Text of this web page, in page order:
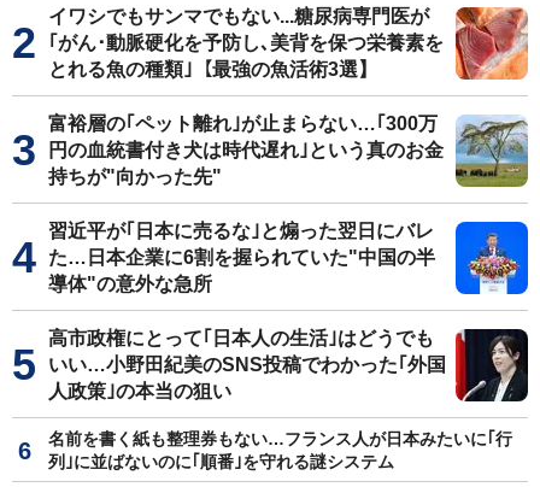
イワシでもサンマでもない...糖尿病専門医が
｢がん･動脈硬化を予防し､美背を保つ栄養素を
とれる魚の種類｣【最強の魚活術3選】
富裕層の｢ペット離れ｣が止まらない…｢300万
円の血統書付き犬は時代遅れ｣という真のお金
持ちが"向かった先"
習近平が｢日本に売るな｣と煽った翌日にバレ
た…日本企業に6割を握られていた"中国の半
導体"の意外な急所
高市政権にとって｢日本人の生活｣はどうでも
いい…小野田紀美のSNS投稿でわかった｢外国
人政策｣の本当の狙い
名前を書く紙も整理券もない…フランス人が日本みたいに｢行
列｣に並ばないのに｢順番｣を守れる謎システム